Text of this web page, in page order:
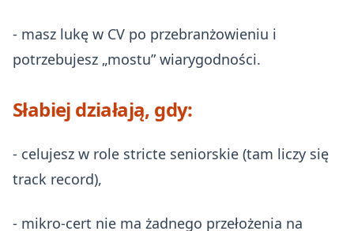
- masz lukę w CV po przebranżowieniu i
potrzebujesz „mostu” wiarygodności.
Słabiej działają, gdy:
- celujesz w role stricte seniorskie (tam liczy się
track record),
- mikro‑cert nie ma żadnego przełożenia na